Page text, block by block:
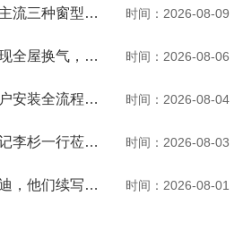
装修窗户怎么选？市面主流三种窗型优缺点一次性讲透 时间：2026-08-09
窗户别乱换！推拉窗实现全屋换气，观景通风两不误 时间：2026-08-06
新手换窗指南，门窗入户安装全流程一次性讲清 时间：2026-08-04
海口国家高新区工委书记李杉一行莅临河南贝迪考察交流 时间：2026-08-03
致敬八一：从军营到贝迪，他们续写荣光 时间：2026-08-01